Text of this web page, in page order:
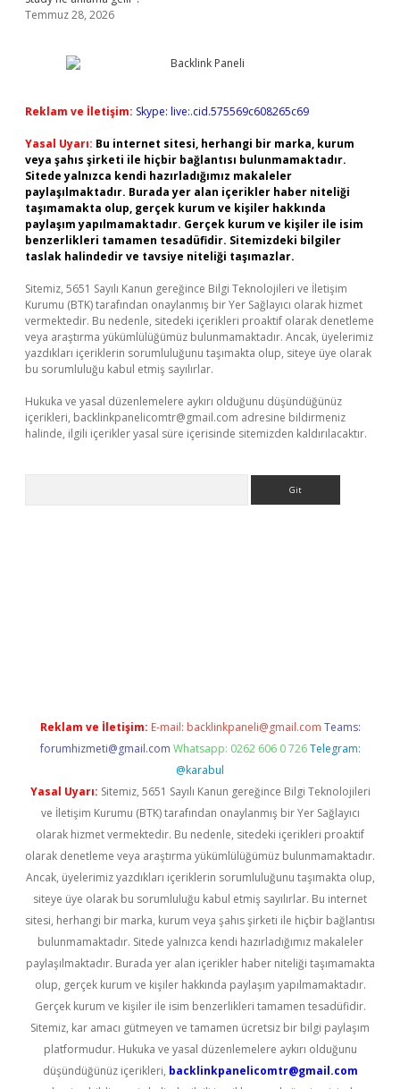
Temmuz 28, 2026
Reklam ve İletişim: Skype: live:.cid.575569c608265c69
Yasal Uyarı: Bu internet sitesi, herhangi bir marka, kurum
veya şahıs şirketi ile hiçbir bağlantısı bulunmamaktadır.
Sitede yalnızca kendi hazırladığımız makaleler
paylaşılmaktadır. Burada yer alan içerikler haber niteliği
taşımamakta olup, gerçek kurum ve kişiler hakkında
paylaşım yapılmamaktadır. Gerçek kurum ve kişiler ile isim
benzerlikleri tamamen tesadüfidir. Sitemizdeki bilgiler
taslak halindedir ve tavsiye niteliği taşımazlar.
Sitemiz, 5651 Sayılı Kanun gereğince Bilgi Teknolojileri ve İletişim
Kurumu (BTK) tarafından onaylanmış bir Yer Sağlayıcı olarak hizmet
vermektedir. Bu nedenle, sitedeki içerikleri proaktif olarak denetleme
veya araştırma yükümlülüğümüz bulunmamaktadır. Ancak, üyelerimiz
yazdıkları içeriklerin sorumluluğunu taşımakta olup, siteye üye olarak
bu sorumluluğu kabul etmiş sayılırlar.
Hukuka ve yasal düzenlemelere aykırı olduğunu düşündüğünüz
içerikleri, backlinkpanelicomtr@gmail.com adresine bildirmeniz
halinde, ilgili içerikler yasal süre içerisinde sitemizden kaldırılacaktır.
Reklam ve İletişim: E-mail: backlinkpaneli@gmail.com Teams:
forumhizmeti@gmail.com Whatsapp: 0262 606 0 726 Telegram:
@karabul
Yasal Uyarı: Sitemiz, 5651 Sayılı Kanun gereğince Bilgi Teknolojileri
ve İletişim Kurumu (BTK) tarafından onaylanmış bir Yer Sağlayıcı
olarak hizmet vermektedir. Bu nedenle, sitedeki içerikleri proaktif
olarak denetleme veya araştırma yükümlülüğümüz bulunmamaktadır.
Ancak, üyelerimiz yazdıkları içeriklerin sorumluluğunu taşımakta olup,
siteye üye olarak bu sorumluluğu kabul etmiş sayılırlar. Bu internet
sitesi, herhangi bir marka, kurum veya şahıs şirketi ile hiçbir bağlantısı
bulunmamaktadır. Sitede yalnızca kendi hazırladığımız makaleler
paylaşılmaktadır. Burada yer alan içerikler haber niteliği taşımamakta
olup, gerçek kurum ve kişiler hakkında paylaşım yapılmamaktadır.
Gerçek kurum ve kişiler ile isim benzerlikleri tamamen tesadüfidir.
Sitemiz, kar amacı gütmeyen ve tamamen ücretsiz bir bilgi paylaşım
platformudur. Hukuka ve yasal düzenlemelere aykırı olduğunu
düşündüğünüz içerikleri, backlinkpanelicomtr@gmail.com